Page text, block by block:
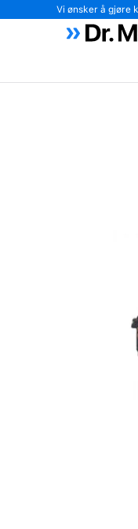
Vi ønsker å gjøre